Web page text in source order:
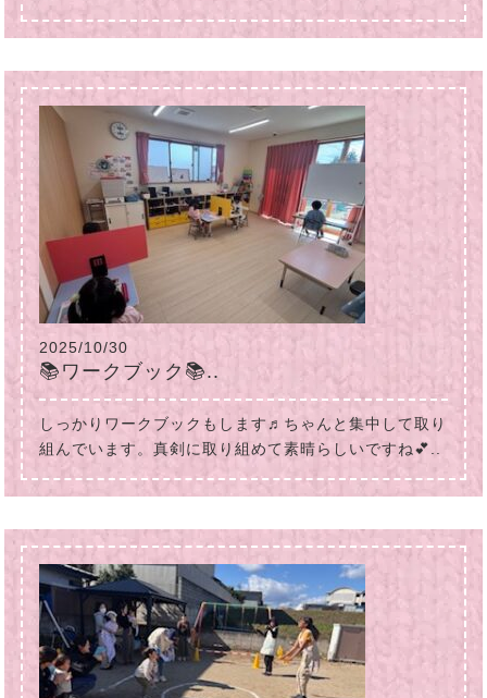
2025/10/30
📚ワークブック📚..
しっかりワークブックもします♬ちゃんと集中して取り
組んでいます。真剣に取り組めて素晴らしいですね💕..